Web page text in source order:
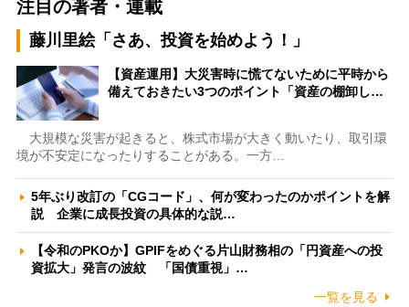
注目の著者・連載
藤川里絵「さあ、投資を始めよう！」
【資産運用】大災害時に慌てないために平時から
備えておきたい3つのポイント「資産の棚卸し…
大規模な災害が起きると、株式市場が大きく動いたり、取引環
境が不安定になったりすることがある。一方…
5年ぶり改訂の「CGコード」、何が変わったのかポイントを解
説 企業に成長投資の具体的な説…
【令和のPKOか】GPIFをめぐる片山財務相の「円資産への投
資拡大」発言の波紋 「国債重視」…
一覧を見る